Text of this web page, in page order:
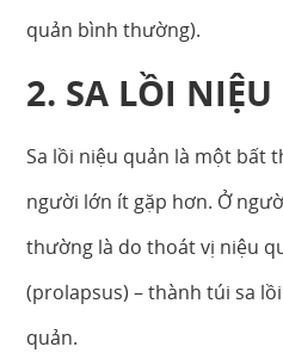
quản bình thường).
2. SA LỒI
Sa lồi niệu quản là một bất
người lớn ít gặp hơn. Ở
thường là do thoát vị niệu
(prolapsus) – thành túi sa
quản.